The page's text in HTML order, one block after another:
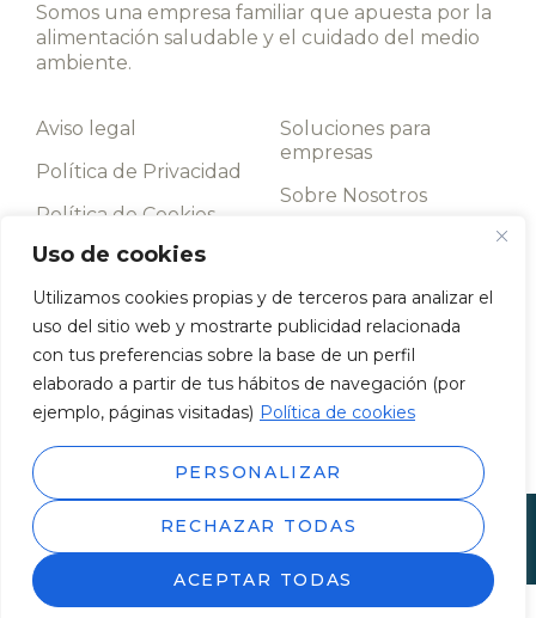
Uso de cookies
Utilizamos cookies propias y de terceros para analizar el
uso del sitio web y mostrarte publicidad relacionada
con tus preferencias sobre la base de un perfil
elaborado a partir de tus hábitos de navegación (por
ejemplo, páginas visitadas) Política de cookies
PERSONALIZAR
RECHAZAR TODAS
ACEPTAR TODAS
Somos una empresa familiar que apuesta por la
alimentación saludable y el cuidado del medio
ambiente.
Aviso legal
Política de Privacidad
Política de Cookies
Términos y
Soluciones para
empresas
Sobre Nosotros
Llámanos
952 198 093
Av. de los Boliches, 43, 29640 Fuengirola, Málaga
© 2026 Todos los derechos reservados. | WEB desarrollada
porShikoba